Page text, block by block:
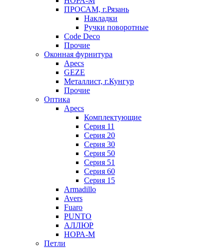
ПРОСАМ, г.Рязань
Накладки
Ручки поворотные
Code Deco
Прочие
Оконная фурнитура
Apecs
GEZE
Металлист, г.Кунгур
Прочие
Оптика
Apecs
Комплектующие
Серия 11
Серия 20
Серия 30
Серия 50
Серия 51
Серия 60
Серия 15
Armadillo
Avers
Fuaro
PUNTO
АЛЛЮР
НОРА-М
Петли